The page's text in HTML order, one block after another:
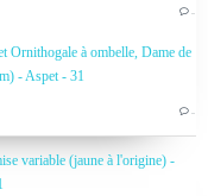
…
Ornithogale à ombelle, Dame de
- Aspet - 31
…
variable (jaune à l'origine) -